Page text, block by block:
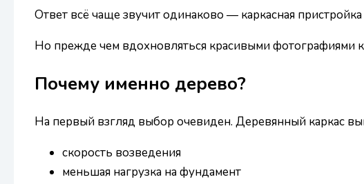
Ответ всё чаще звучит одинаково — каркасная пристройка
Но прежде чем вдохновляться красивыми фотографиями
Почему именно дерево?
На первый взгляд выбор очевиден. Деревянный каркас
скорость возведения
меньшая нагрузка на фундамент